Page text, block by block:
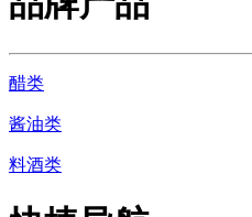
醋类
酱油类
料酒类